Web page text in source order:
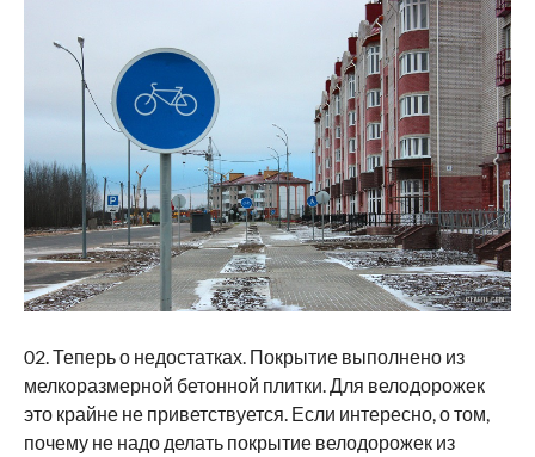
02. Теперь о недостатках. Покрытие выполнено из
мелкоразмерной бетонной плитки. Для велодорожек
это крайне не приветствуется. Если интересно, о том,
почему не надо делать покрытие велодорожек из